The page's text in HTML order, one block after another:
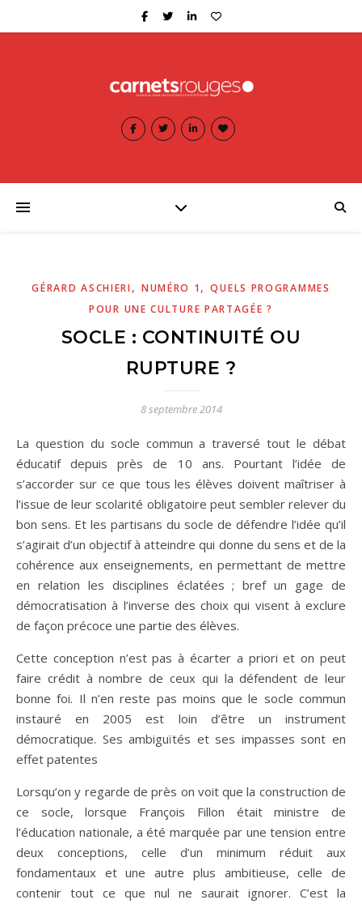
GÉRARD ASCHIERI, NUMÉRO 1,QUELS PROGRAMMES
POUR UNE CULTURE PARTAGÉE ?
SOCLE : CONTINUITÉ OU
RUPTURE ?
8 septembre 2014
La question du socle commun a traversé tout le débat
éducatif depuis près de 10 ans. Pourtant l’idée de
s’accorder sur ce que tous les élèves doivent maîtriser à
l’issue de leur scolarité obligatoire peut sembler relever du
bon sens. Et les partisans du socle de défendre l’idée qu’il
s’agirait d’un objectif à atteindre qui donne du sens et de la
cohérence aux enseignements, en permettant de mettre
en relation les disciplines éclatées ; bref un gage de
démocratisation à l’inverse des choix qui visent à exclure
de façon précoce une partie des élèves.
Cette conception n’est pas à écarter a priori et on peut
faire crédit à nombre de ceux qui la défendent de leur
bonne foi. Il n’en reste pas moins que le socle commun
instauré en 2005 est loin d’être un instrument
démocratique. Ses ambiguïtés et ses impasses sont en
effet patentes
Lorsqu’on y regarde de près on voit que la construction de
ce socle, lorsque François Fillon était ministre de
l’éducation nationale, a été marquée par une tension entre
deux conceptions, celle d’un minimum réduit aux
fondamentaux et une autre plus ambitieuse, celle de
contenir tout ce que nul ne saurait ignorer. C’est la